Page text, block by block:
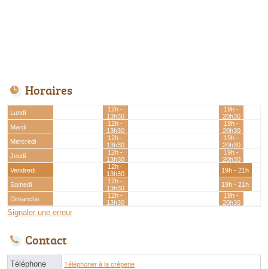
Horaires
Lundi
12h -
13h30
19h -
20h30
Mardi
12h -
13h30
19h -
20h30
Mercredi
12h -
13h30
19h -
20h30
Jeudi
12h -
13h30
19h -
20h30
Vendredi
12h -
13h30
19h - 21h
Samedi
12h -
13h30
19h - 21h
Dimanche
12h -
13h30
19h -
20h30
Signaler une erreur
Contact
Téléphone Téléphoner à la crêperie